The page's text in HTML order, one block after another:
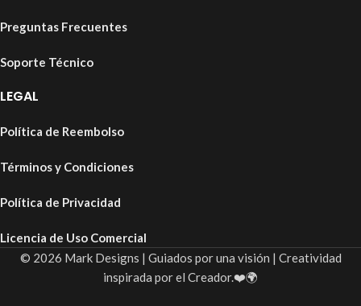
Preguntas Frecuentes
Soporte Técnico
LEGAL
Política de Reembolso
Términos y Condiciones
Política de Privacidad
Licencia de Uso Comercial
© 2026 Mark Designs | Guiados por una visión | Creatividad
inspirada por el Creador.❤️🌍